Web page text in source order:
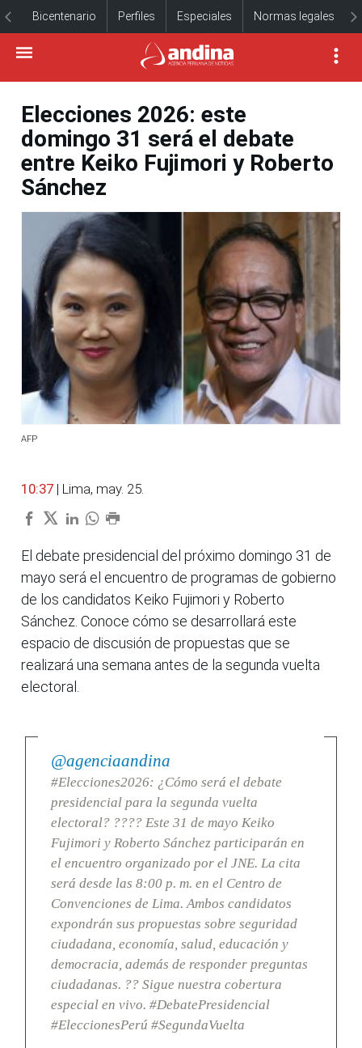
Bicentenario Perfiles Especiales Normas legales
Elecciones 2026: este
domingo 31 será el debate
entre Keiko Fujimori y Roberto
Sánchez
AFP
10:37 | Lima, may. 25.
El debate presidencial del próximo domingo 31 de
mayo será el encuentro de programas de gobierno
de los candidatos Keiko Fujimori y Roberto
Sánchez. Conoce cómo se desarrollará este
espacio de discusión de propuestas que se
realizará una semana antes de la segunda vuelta
electoral.
@agenciaandina
#Elecciones2026: ¿Cómo será el debate
presidencial para la segunda vuelta
electoral? ???? Este 31 de mayo Keiko
Fujimori y Roberto Sánchez participarán en
el encuentro organizado por el JNE. La cita
será desde las 8:00 p. m. en el Centro de
Convenciones de Lima. Ambos candidatos
expondrán sus propuestas sobre seguridad
ciudadana, economía, salud, educación y
democracia, además de responder preguntas
ciudadanas. ?? Sigue nuestra cobertura
especial en vivo. #DebatePresidencial
#EleccionesPerú #SegundaVuelta